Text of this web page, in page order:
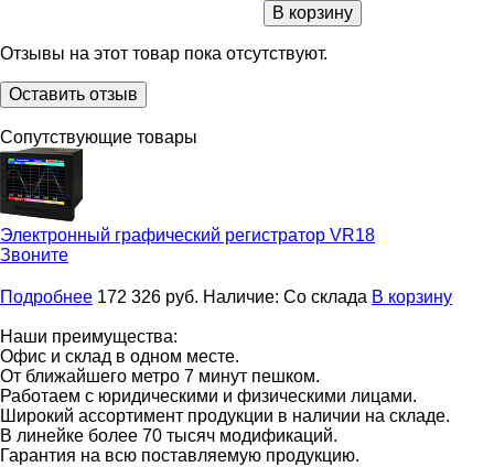
В корзину
Отзывы на этот товар пока отсутствуют.
Оставить отзыв
Сопутствующие товары
Электронный графический регистратор VR18
Звоните
Подробнее 172 326 руб. Наличие: Со склада В корзину
Наши преимущества:
Офис и склад в одном месте.
От ближайшего метро 7 минут пешком.
Работаем с юридическими и физическими лицами.
Широкий ассортимент продукции в наличии на складе.
В линейке более 70 тысяч модификаций.
Гарантия на всю поставляемую продукцию.